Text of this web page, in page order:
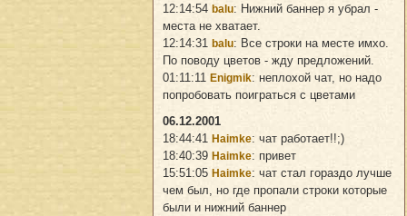
12:14:54 balu: Нижний баннер я убрал -
места не хватает.
12:14:31 balu: Все строки на месте имхо.
По поводу цветов - жду предложений.
01:11:11 Enigmik: неплохой чат, но надо
попробовать поиграться с цветами
06.12.2001
18:44:41 Haimke: чат работает!!;)
18:40:39 Haimke: привет
15:51:05 Haimke: чат стал гораздо лучше
чем был, но где пропали строки которые
были и нижний баннер